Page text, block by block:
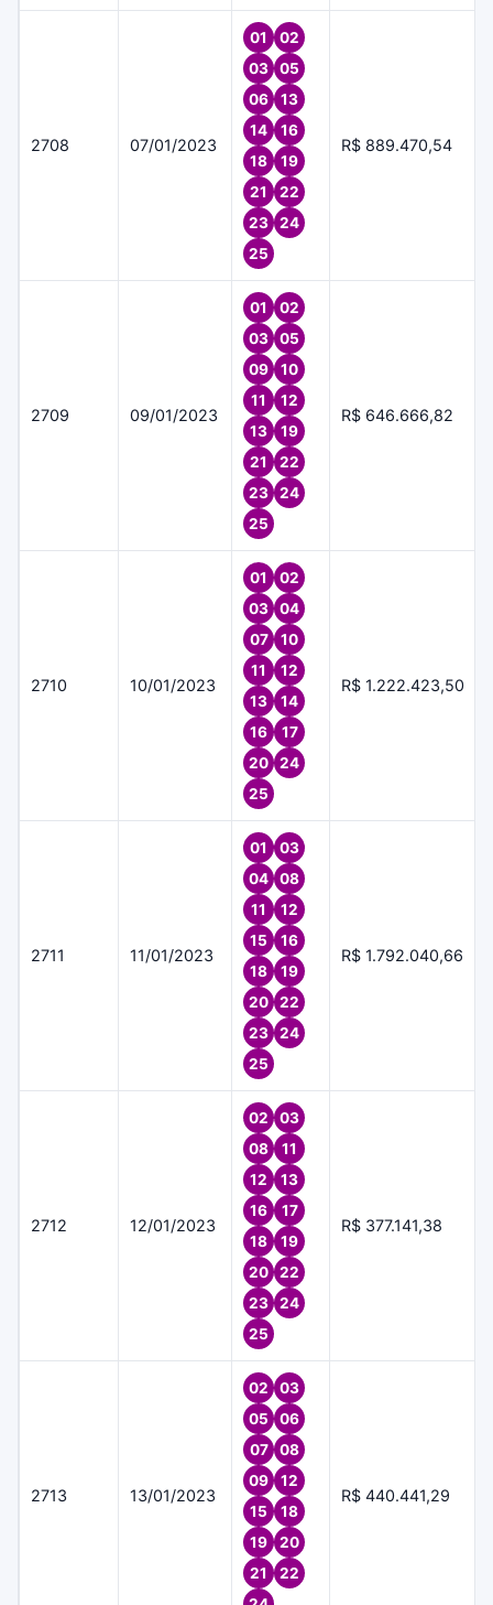
2708 07/01/2023
01
02
03
05
06
13
14
16
18
19
21
22
23
24
25
R$ 889.470,54
2709 09/01/2023
01
02
03
05
09
10
11
12
13
19
21
22
23
24
25
R$ 646.666,82
2710 10/01/2023
01
02
03
04
07
10
11
12
13
14
16
17
20
24
25
R$ 1.222.423,50
2711 11/01/2023
01
03
04
08
11
12
15
16
18
19
20
22
23
24
25
R$ 1.792.040,66
2712 12/01/2023
02
03
08
11
12
13
16
17
18
19
20
22
23
24
25
R$ 377.141,38
2713 13/01/2023
02
03
05
06
07
08
09
12
15
18
19
20
21
22
R$ 440.441,29